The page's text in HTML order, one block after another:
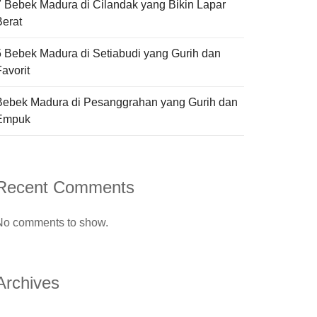
Bebek Madura di Cilandak yang Bikin Lapar
Bebek Madura di Setiabudi yang Gurih dan
Madura di Pesanggrahan yang Gurih dan
Comments
comments to show.